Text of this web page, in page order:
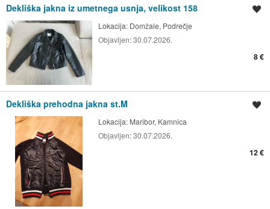
Dekliška jakna iz umetnega usnja, velikost 158
Lokacija: Domžale, Podrečje
Objavljen:30.07.2026.
8 €
Dekliška prehodna jakna st.M
Lokacija: Maribor, Kamnica
Objavljen:30.07.2026.
12 €